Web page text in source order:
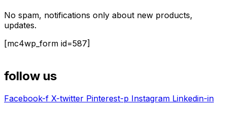
No spam, notifications only about new products,
updates.
[mc4wp_form id=587]
follow us
Facebook-f X-twitter Pinterest-p Instagram Linkedin-in